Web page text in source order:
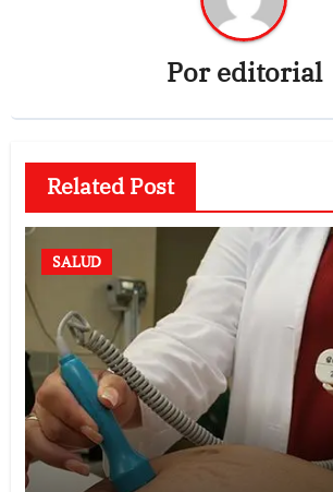
Poreditorial
Related Post
SALUD